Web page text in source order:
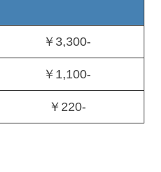
￥3,300-
￥1,100-
￥220-